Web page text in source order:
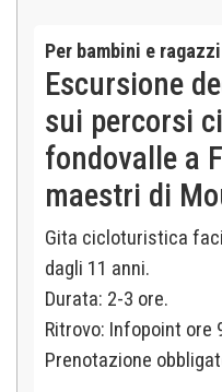
Per bambini e ragazzi
Escursione
sui percorsi
fondovalle a
maestri di
Gita cicloturistica
dagli 11 anni.
Durata: 2-3 ore.
Ritrovo: Infopoint ore
Prenotazione